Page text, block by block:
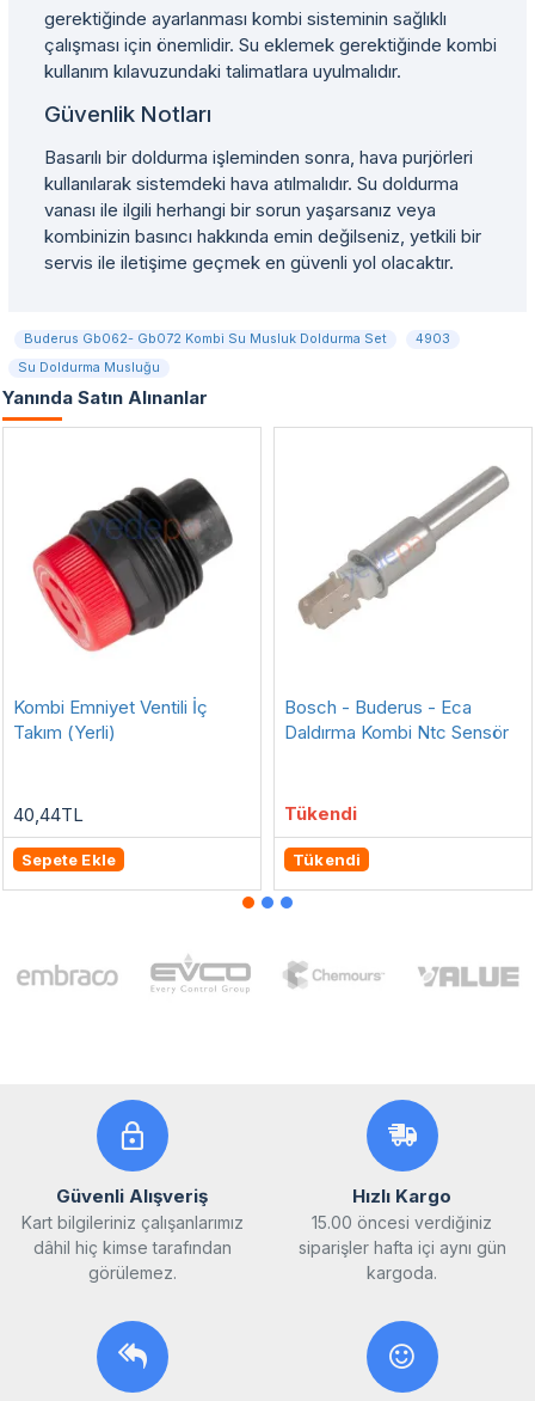
gerektiğinde ayarlanması kombi sisteminin sağlıklı
çalışması için önemlidir. Su eklemek gerektiğinde kombi
kullanım kılavuzundaki talimatlara uyulmalıdır.
Güvenlik Notları
Basarılı bir doldurma işleminden sonra, hava purjörleri
kullanılarak sistemdeki hava atılmalıdır. Su doldurma
vanası ile ilgili herhangi bir sorun yaşarsanız veya
kombinizin basıncı hakkında emin değilseniz, yetkili bir
servis ile iletişime geçmek en güvenli yol olacaktır.
Buderus Gb062- Gb072 Kombi Su Musluk Doldurma Set
4903
Su Doldurma Musluğu
Yanında Satın Alınanlar
çok satan
Kombi Emniyet Ventili İç
Takım (Yerli)
40,44TL
Sepete Ekle
Bosch - Buderus - Eca
Daldırma Kombi Ntc Sensör
Tükendi
Tükendi
Güvenli Alışveriş
Kart bilgileriniz çalışanlarımız
dâhil hiç kimse tarafından
görülemez.
Hızlı Kargo
15.00 öncesi verdiğiniz
siparişler hafta içi aynı gün
kargoda.